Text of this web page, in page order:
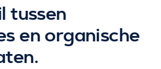
tussen
en organische